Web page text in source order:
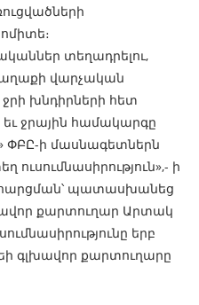
տեղադրելու,
վարչական
խնդիրների հետ
ջրային համակարգը
ՓԲԸ-ի մասնագետներն
ի
պատասխանեց
քարտուղար Արտակ
երբ
գլխավոր քարտուղարը